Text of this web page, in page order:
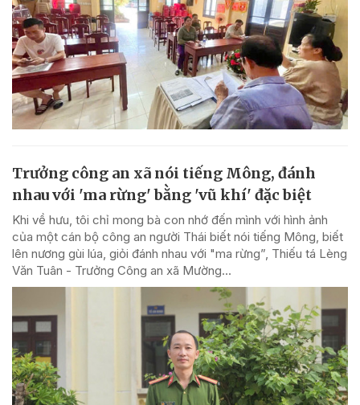
Trưởng công an xã nói tiếng Mông, đánh
nhau với 'ma rừng' bằng 'vũ khí' đặc biệt
Khi về hưu, tôi chỉ mong bà con nhớ đến mình với hình ảnh
của một cán bộ công an người Thái biết nói tiếng Mông, biết
lên nương gùi lúa, giỏi đánh nhau với "ma rừng”, Thiếu tá Lèng
Văn Tuân - Trưởng Công an xã Mường...